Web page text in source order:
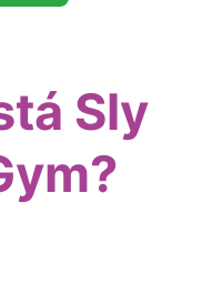
Sly